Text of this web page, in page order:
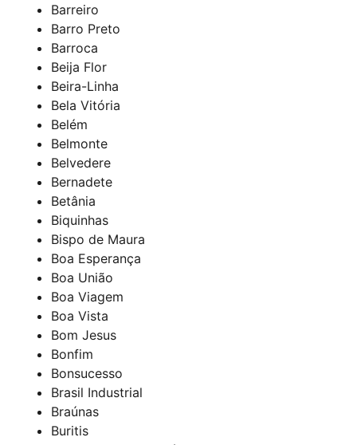
Barreiro
Barro Preto
Barroca
Beija Flor
Beira-Linha
Bela Vitória
Belém
Belmonte
Belvedere
Bernadete
Betânia
Biquinhas
Bispo de Maura
Boa Esperança
Boa União
Boa Viagem
Boa Vista
Bom Jesus
Bonfim
Bonsucesso
Brasil Industrial
Braúnas
Buritis